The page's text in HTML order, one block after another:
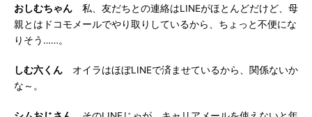
おしむちゃん 私、友だちとの連絡はLINEがほとんどだけど、母
親とはドコモメールでやり取りしているから、ちょっと不便にな
りそう……。
しむ六くん オイラはほぼLINEで済ませているから、関係ないか
な～。